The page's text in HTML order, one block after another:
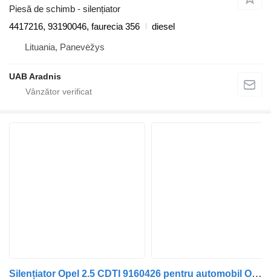
Piesă de schimb - silențiator
4417216, 93190046, faurecia 356
diesel
Lituania, Panevėžys
UAB Aradnis
Silențiator Opel 2.5 CDTI 9160426 pentru automobil Opel MOVANO Combi (J9)